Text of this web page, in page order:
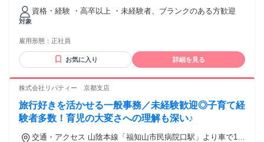
（例） メディカルクラーク：月額＋1500円 診療報酬請求事務
能力認定試験：月額＋3000円 ヘルパー2級（介護職員初任者
対象
資格・経験 ・高卒以上 ・未経験者、ブランクのある方歓迎
雇用形態： 正社員
お気に入り 詳細を見る
株式会社リバティー 京都支店
旅行好きを活かせる一般事務／未経験歓迎◎子育て経
験者多数！育児の大変さへの理解も深い♪
交通・アクセス 山陰本線「福知山市民病院口駅」より車で10